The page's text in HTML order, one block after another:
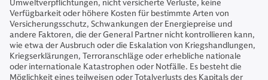
Umweltverpflichtungen, nicht versicherte Verluste, keine
Verfügbarkeit oder höhere Kosten für bestimmte Arten von
Versicherungsschutz, Schwankungen der Energiepreise und
andere Faktoren, die der General Partner nicht kontrollieren kann,
wie etwa der Ausbruch oder die Eskalation von Kriegshandlungen,
Kriegserklärungen, Terroranschläge oder erhebliche nationale
oder internationale Katastrophen oder Notfälle. Es besteht die
Möglichkeit eines teilweisen oder Totalverlusts des Kapitals der